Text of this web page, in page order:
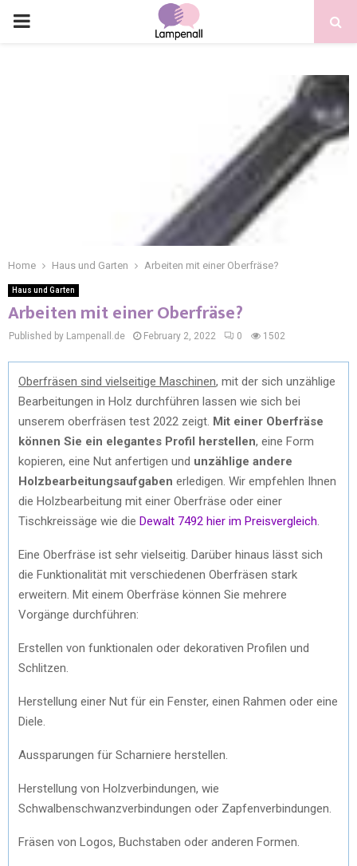
Home Haus und Garten Arbeiten mit einer Oberfräse?
Haus und Garten
Arbeiten mit einer Oberfräse?
Published by Lampenall.de February 2, 2022 0 1502
Oberfräsen sind vielseitige Maschinen, mit der sich unzählige
Bearbeitungen in Holz durchführen lassen wie sich bei
unserem oberfräsen test 2022 zeigt. Mit einer Oberfräse
können Sie ein elegantes Profil herstellen, eine Form
kopieren, eine Nut anfertigen und unzählige andere
Holzbearbeitungsaufgaben erledigen. Wir empfehlen Ihnen
die Holzbearbeitung mit einer Oberfräse oder einer
Tischkreissäge wie die Dewalt 7492 hier im Preisvergleich
Eine Oberfräse ist sehr vielseitig. Darüber hinaus lässt sich
die Funktionalität mit verschiedenen Oberfräsen stark
erweitern. Mit einem Oberfräse können Sie mehrere
Vorgänge durchführen:
Erstellen von funktionalen oder dekorativen Profilen und
Schlitzen.
Herstellung einer Nut für ein Fenster, einen Rahmen oder eine
Diele.
Aussparungen für Scharniere herstellen.
Herstellung von Holzverbindungen, wie
Schwalbenschwanzverbindungen oder Zapfenverbindungen.
Fräsen von Logos, Buchstaben oder anderen Formen.